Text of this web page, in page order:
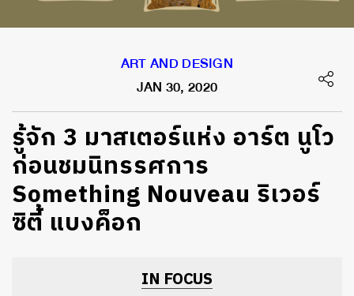
ART AND DESIGN
JAN 30, 2020
รู้จัก 3 มาสเตอร์แห่ง อาร์ต นูโว
ก่อนชมนิทรรศการ
Something Nouveau ริเวอร์
ซิตี้ แบงค็อก
IN FOCUS